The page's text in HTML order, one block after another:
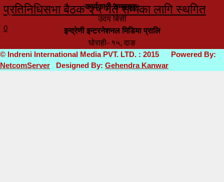
प्रतिनिधिसभा बैठक २५ गते सम्मका लागि स्थगित
0
कार्यकारी सम्पादक:
उदय बिसी
इन्द्रेणी इन्टरनेशनल मिडिया प्रालि
घोराही- १५, दाङ
© Indreni International Media PVT. LTD. : 2015 Powered By:
NetcomServer Designed By: Gehendra Kanwar